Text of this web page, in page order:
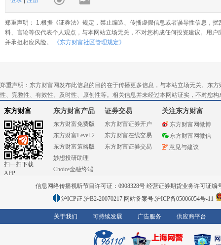
郑重声明： 1.根据《证券法》规定，禁止编造、传播虚假信息或者误导性信息，
料、言论等仅代表个人观点，与本网站立场无关，不对您构成任何投资建议。用
并承担相应风险。
《东方财富社区管理规定》
郑重声明：东方财富网发布此信息的目的在于传播更多信息，与本站立场无关。东
性、完整性、有效性、及时性、原创性等。相关信息并未经过本网站证实，不对您
东方财富
扫一扫下载
APP
东方财富产品
东方财富免费版
东方财富Level-2
东方财富策略版
妙想投研助理
Choice金融终端
证券交易
东方财富证券开户
东方财富在线交易
东方财富证券交易
关注东方财富
东方财富网微博
东方财富网微信
意见与建议
信息网络传播视听节目许可证：0908328号 经营证券期货业务许可证编
沪ICP证:沪B2-20070217 网站备案号:沪ICP备05006054号-11
关于我们 可持续发展 广告服务 供应商平台